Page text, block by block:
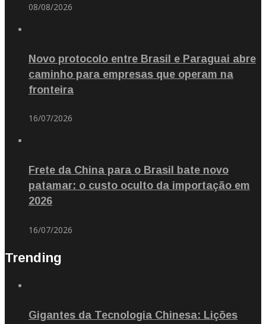
08/08/2026
Novo protocolo entre Brasil e Paraguai abre
caminho para empresas que operam na
fronteira
16/07/2026
Frete da China para o Brasil bate novo
patamar: o custo oculto da importação em
2026
16/07/2026
Trending
Gigantes da Tecnologia Chinesa: Lições